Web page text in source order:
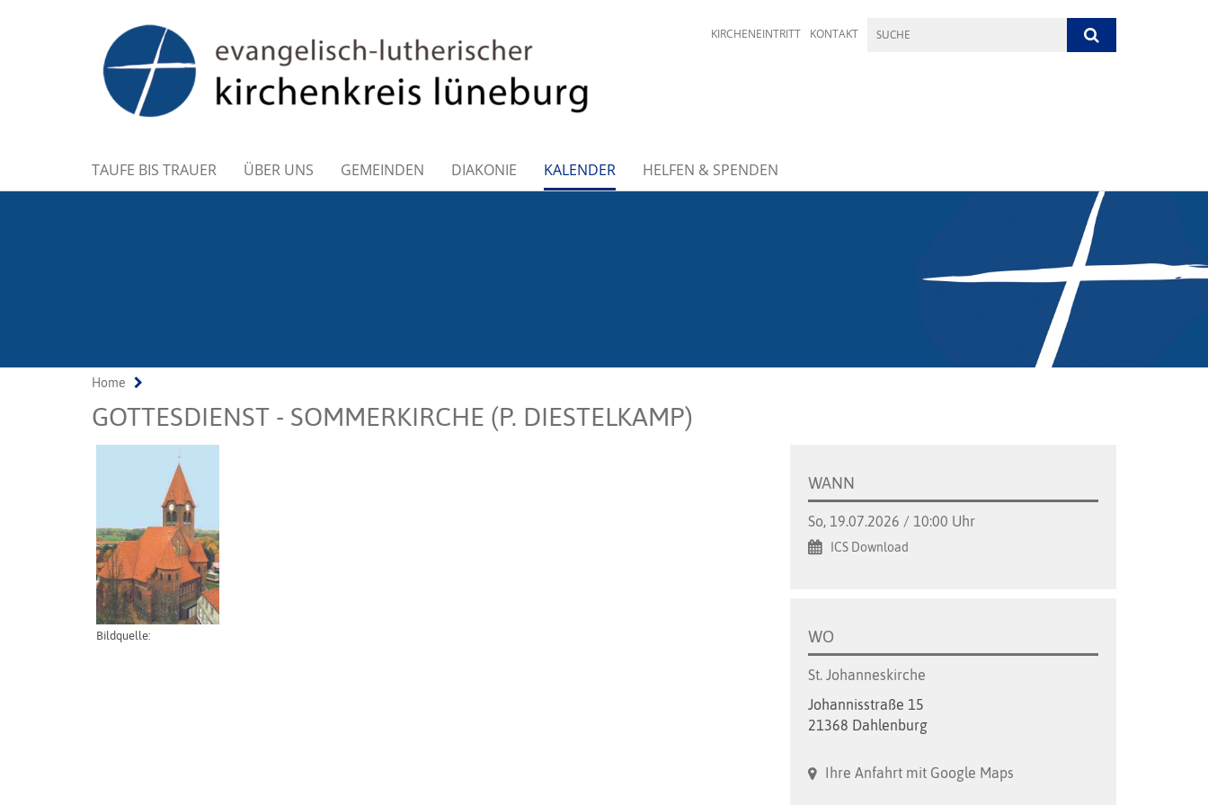
KIRCHENEINTRITT KONTAKT
TAUFE BIS TRAUER ÜBER UNS GEMEINDEN DIAKONIE KALENDER HELFEN & SPENDEN
Home
GOTTESDIENST - SOMMERKIRCHE (P. DIESTELKAMP)
Bildquelle:
WANN
So, 19.07.2026 / 10:00 Uhr
ICS Download
WO
St. Johanneskirche
Johannisstraße 15
21368 Dahlenburg
Ihre Anfahrt mit Google Maps